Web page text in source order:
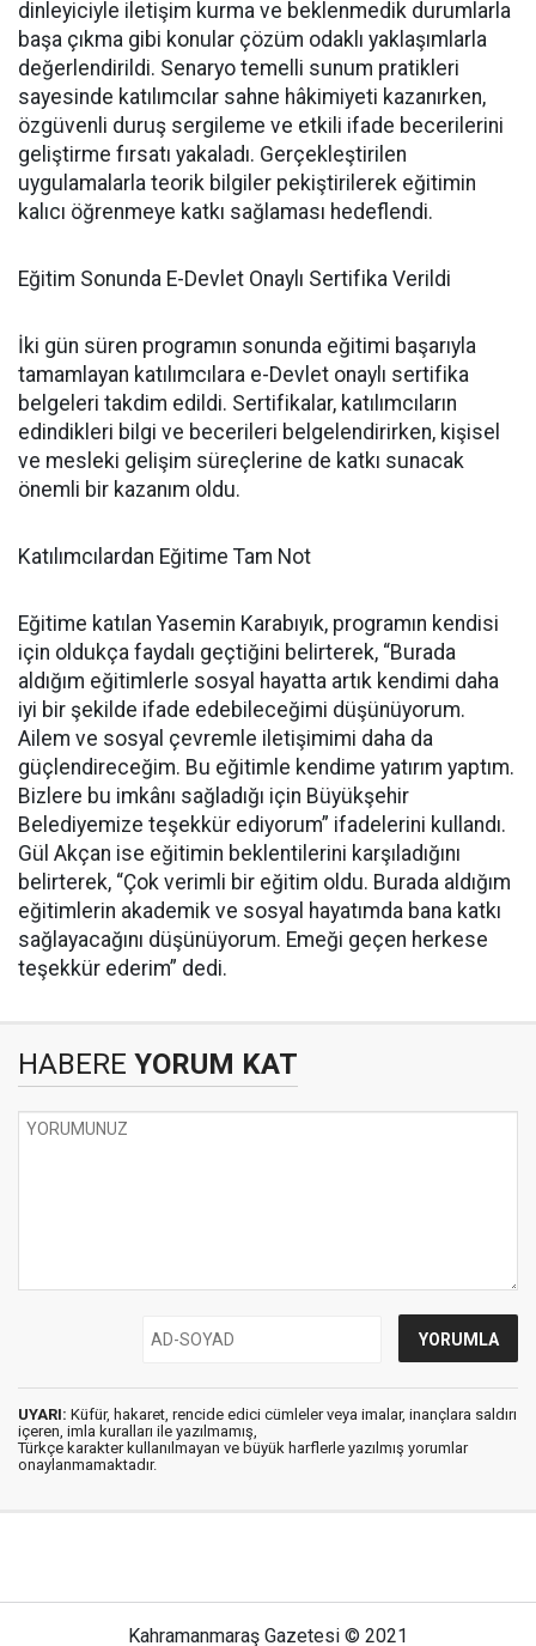
dinleyiciyle iletişim kurma ve beklenmedik durumlarla
başa çıkma gibi konular çözüm odaklı yaklaşımlarla
değerlendirildi. Senaryo temelli sunum pratikleri
sayesinde katılımcılar sahne hâkimiyeti kazanırken,
özgüvenli duruş sergileme ve etkili ifade becerilerini
geliştirme fırsatı yakaladı. Gerçekleştirilen
uygulamalarla teorik bilgiler pekiştirilerek eğitimin
kalıcı öğrenmeye katkı sağlaması hedeflendi.
Eğitim Sonunda E-Devlet Onaylı Sertifika Verildi
İki gün süren programın sonunda eğitimi başarıyla
tamamlayan katılımcılara e-Devlet onaylı sertifika
belgeleri takdim edildi. Sertifikalar, katılımcıların
edindikleri bilgi ve becerileri belgelendirirken, kişisel
ve mesleki gelişim süreçlerine de katkı sunacak
önemli bir kazanım oldu.
Katılımcılardan Eğitime Tam Not
Eğitime katılan Yasemin Karabıyık, programın kendisi
için oldukça faydalı geçtiğini belirterek, “Burada
aldığım eğitimlerle sosyal hayatta artık kendimi daha
iyi bir şekilde ifade edebileceğimi düşünüyorum.
Ailem ve sosyal çevremle iletişimimi daha da
güçlendireceğim. Bu eğitimle kendime yatırım yaptım.
Bizlere bu imkânı sağladığı için Büyükşehir
Belediyemize teşekkür ediyorum” ifadelerini kullandı.
Gül Akçan ise eğitimin beklentilerini karşıladığını
belirterek, “Çok verimli bir eğitim oldu. Burada aldığım
eğitimlerin akademik ve sosyal hayatımda bana katkı
sağlayacağını düşünüyorum. Emeği geçen herkese
teşekkür ederim” dedi.
HABERE YORUM KAT
UYARI: Küfür, hakaret, rencide edici cümleler veya imalar, inançlara saldırı
içeren, imla kuralları ile yazılmamış,
Türkçe karakter kullanılmayan ve büyük harflerle yazılmış yorumlar
onaylanmamaktadır.
Kahramanmaraş Gazetesi © 2021